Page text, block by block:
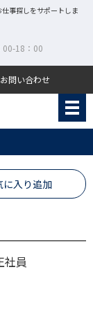
事探しをサポートしま
00-18：00
お問い合わせ
入り追加
員